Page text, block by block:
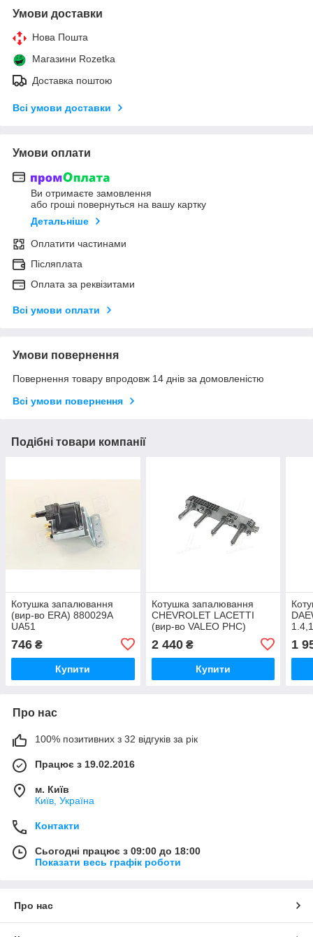
Умови доставки
Нова Пошта
Магазини Rozetka
Доставка поштою
Всі умови доставки
Умови оплати
Ви отримаєте замовлення
або гроші повернуться на вашу картку
Детальніше
Оплатити частинами
Післяплата
Оплата за реквізитами
Всі умови оплати
Умови повернення
Повернення товару впродовж 14 днів за домовленістю
Всі умови повернення
Подібні товари компанії
Котушка запалювання
(вир-во ERA) 880029A
UA51
746 ₴
Купити
Котушка запалювання
CHEVROLET LACETTI
(вир-во VALEO PHC)
2 440₴
Купити
1
Про нас
100% позитивних з 32 відгуків за рік
Працює з 19.02.2016
м. Київ
Київ, Україна
Контакти
Сьогодні працює з 09:00 до 18:00
Показати весь графік роботи
Про нас